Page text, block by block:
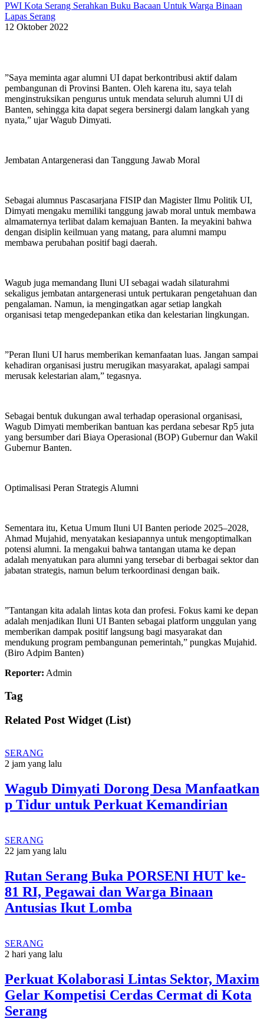
PWI Kota Serang Serahkan Buku Bacaan Untuk Warga Binaan
Lapas Serang
12 Oktober 2022
​”Saya meminta agar alumni UI dapat berkontribusi aktif dalam
pembangunan di Provinsi Banten. Oleh karena itu, saya telah
menginstruksikan pengurus untuk mendata seluruh alumni UI di
Banten, sehingga kita dapat segera bersinergi dalam langkah yang
nyata,” ujar Wagub Dimyati.
​Jembatan Antargenerasi dan Tanggung Jawab Moral
​Sebagai alumnus Pascasarjana FISIP dan Magister Ilmu Politik UI,
Dimyati mengaku memiliki tanggung jawab moral untuk membawa
almamaternya terlibat dalam kemajuan Banten. Ia meyakini bahwa
dengan disiplin keilmuan yang matang, para alumni mampu
membawa perubahan positif bagi daerah.
​Wagub juga memandang Iluni UI sebagai wadah silaturahmi
sekaligus jembatan antargenerasi untuk pertukaran pengetahuan dan
pengalaman. Namun, ia mengingatkan agar setiap langkah
organisasi tetap mengedepankan etika dan kelestarian lingkungan.
​”Peran Iluni UI harus memberikan kemanfaatan luas. Jangan sampai
kehadiran organisasi justru merugikan masyarakat, apalagi sampai
merusak kelestarian alam,” tegasnya.
​Sebagai bentuk dukungan awal terhadap operasional organisasi,
Wagub Dimyati memberikan bantuan kas perdana sebesar Rp5 juta
yang bersumber dari Biaya Operasional (BOP) Gubernur dan Wakil
Gubernur Banten.
​Optimalisasi Peran Strategis Alumni
​Sementara itu, Ketua Umum Iluni UI Banten periode 2025–2028,
Ahmad Mujahid, menyatakan kesiapannya untuk mengoptimalkan
potensi alumni. Ia mengakui bahwa tantangan utama ke depan
adalah menyatukan para alumni yang tersebar di berbagai sektor dan
jabatan strategis, namun belum terkoordinasi dengan baik.
​”Tantangan kita adalah lintas kota dan profesi. Fokus kami ke depan
adalah menjadikan Iluni UI Banten sebagai platform unggulan yang
memberikan dampak positif langsung bagi masyarakat dan
mendukung program pembangunan pemerintah,” pungkas Mujahid.
(Biro Adpim Banten)
Reporter: Admin
Tag
Related Post Widget (List)
SERANG
2 jam yang lalu
Wagub Dimyati Dorong Desa Manfaatkan
p Tidur untuk Perkuat Kemandirian
SERANG
22 jam yang lalu
Rutan Serang Buka PORSENI HUT ke-
81 RI, Pegawai dan Warga Binaan
Antusias Ikut Lomba
SERANG
2 hari yang lalu
Perkuat Kolaborasi Lintas Sektor, Maxim
Gelar Kompetisi Cerdas Cermat di Kota
Serang